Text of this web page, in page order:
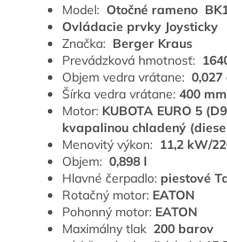
Model: Otočné rameno
Ovládacie prvky Joysticky
Značka: Berger Kraus
Prevádzková hmotnosť:
Objem vedra vrátane: 0,027
Šírka vedra vrátane: 400 mm
Motor: KUBOTA EURO 5
kvapalinou chladený
Menovitý výkon: 11,2 kW/
Objem: 0,898 l
Hlavné čerpadlo: piestové
Rotačný motor: EATON
Pohonný motor: EATON
Maximálny tlak 200 barov